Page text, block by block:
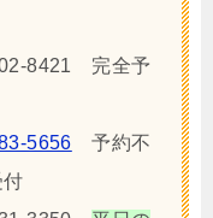
完全予
5656 予約不